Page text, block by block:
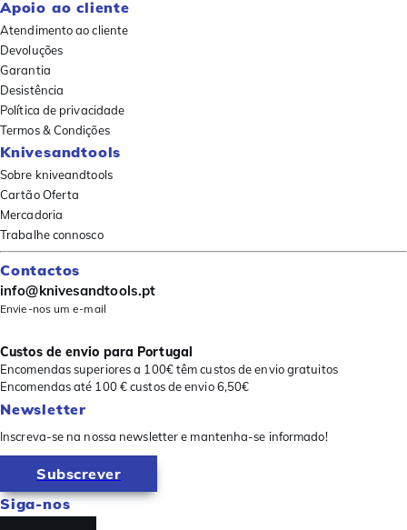
Apoio ao cliente
Atendimento ao cliente
Devoluções
Garantia
Desistência
Política de privacidade
Termos & Condições
Knivesandtools
Sobre kniveandtools
Cartão Oferta
Mercadoria
Trabalhe connosco
Contactos
info@knivesandtools.pt
Envie-nos um e-mail
Custos de envio para Portugal
Encomendas superiores a 100€ têm custos de envio gratuitos
Encomendas até 100 € custos de envio 6,50€
Newsletter
Inscreva-se na nossa newsletter e mantenha-se informado!
Subscrever
Siga-nos